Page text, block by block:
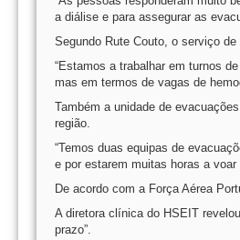
a diálise e para assegurar as
Segundo Rute Couto, o serviço
“Estamos a trabalhar em turnos
mas em termos de vagas de
Também a unidade de
região.
“Temos duas equipas de
e por estarem muitas horas a
De acordo com a Força Aérea
A diretora clínica do HSEIT
prazo”.